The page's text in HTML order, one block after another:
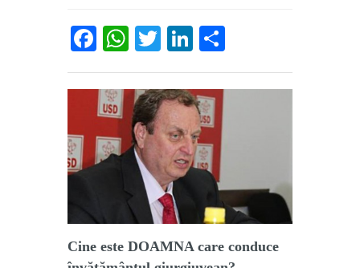
Facebook
WhatsApp
TwitterLinkedIn
Cine este DOAMNA care conduce